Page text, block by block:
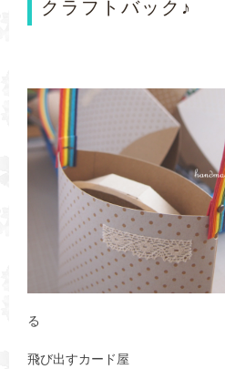
クラフトバック♪
る
飛び出すカード屋